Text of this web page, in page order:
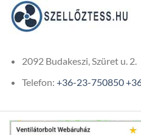
2092 Budakeszi, Szüret u. 2.
Telefon: +36-23-750850